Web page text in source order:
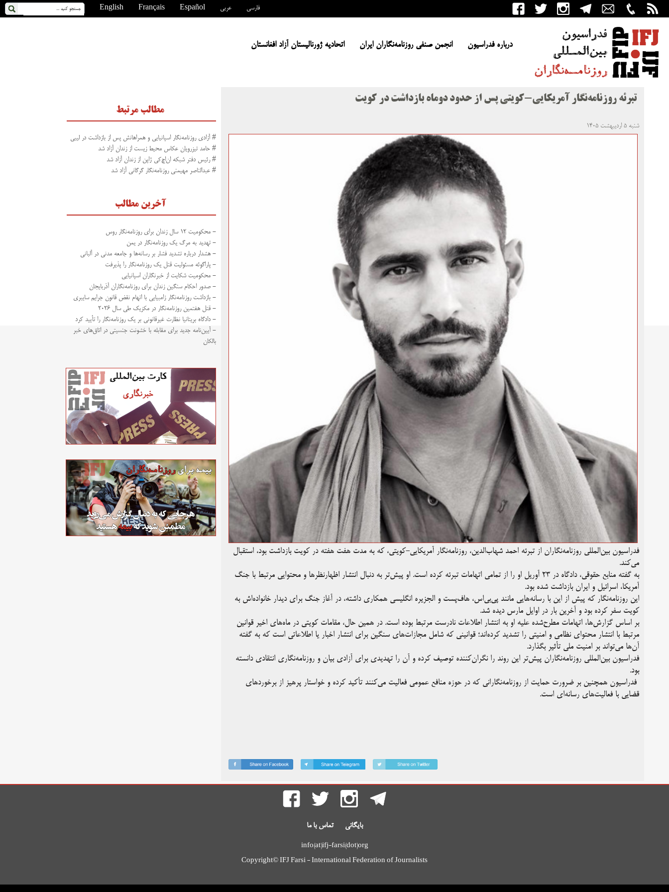
English Français Español عربی فارسی
درباره فدراسیون انجمن صنفی روزنامه‌نگاران ایران اتحادیه ژورنالیستان آزاد افغانستان
تبرئه روزنامه‌نگار آمریکایی-کویتی پس از حدود دوماه بازداشت در کویت
شنبه ۵ اردیبهشت ۱۴۰۵
فدراسیون بین‌المللی روزنامه‌نگاران از تبرئه احمد شهاب‌الدین، روزنامه‌نگار آمریکایی-کویتی، که به مدت هفت هفته در کویت بازداشت بود، استقبال
می‌کند.
به گفته منابع حقوقی، دادگاه در ۲۳ آوریل او را از تمامی اتهامات تبرئه کرده است. او پیش‌تر به دنبال انتشار اظهارنظرها و محتوایی مرتبط با جنگ
آمریکا، اسرائیل و ایران بازداشت شده بود.
این روزنامه‌نگار که پیش از این با رسانه‌هایی مانند پی‌بی‌اس، هاف‌پست و الجزیره انگلیسی همکاری داشته، در آغاز جنگ برای دیدار خانواده‌اش به
کویت سفر کرده بود و آخرین بار در اوایل مارس دیده شد.
بر اساس گزارش‌ها، اتهامات مطرح‌شده علیه او به انتشار اطلاعات نادرست مرتبط بوده است. در همین حال، مقامات کویتی در ماه‌های اخیر قوانین
مرتبط با انتشار محتوای نظامی و امنیتی را تشدید کرده‌اند؛ قوانینی که شامل مجازات‌های سنگین برای انتشار اخبار یا اطلاعاتی است که به گفته
آن‌ها می‌تواند بر امنیت ملی تأثیر بگذارد.
فدراسیون بین‌المللی روزنامه‌نگاران پیش‌تر این روند را نگران‌کننده توصیف کرده و آن را تهدیدی برای آزادی بیان و روزنامه‌نگاری انتقادی دانسته
بود.
فدراسیون همچنین بر ضرورت حمایت از روزنامه‌نگارانی که در حوزه منافع عمومی فعالیت می‌کنند تأکید کرده و خواستار پرهیز از برخوردهای
قضایی با فعالیت‌های رسانه‌ای است.
مطالب مرتبط
# آزادی روزنامه‌نگار اسپانیایی و همراهانش پس از بازداشت در لیبی
# حامد تیزرویان عکاس محیط زیست از زندان آزاد شد
# رئیس دفتر شبکه ان‌اچ‌کی ژاپن از زندان آزاد شد
# عبدالناصر مهیمنی روزنامه‌نگار گرگانی آزاد شد
آخرین مطالب
- محکومیت ۱۲ سال زندان برای روزنامه‌نگار روس
- تهدید به مرگ یک روزنامه‌نگار در یمن
- هشدار درباره تشدید فشار بر رسانه‌ها و جامعه مدنی در آلبانی
- پاراگوئه مسئولیت قتل یک روزنامه‌نگار را پذیرفت
- محکومیت شکایت از خبرنگاران اسپانیایی
- صدور احکام سنگین زندان برای روزنامه‌نگاران آذربایجان
- بازداشت روزنامه‌نگار زامبیایی با اتهام نقض قانون جرایم سایبری
- قتل هفتمین روزنامه‌نگار در مکزیک طی سال ۲۰۲۶
- دادگاه بریتانیا نظارت غیرقانونی بر یک روزنامه‌نگار را تأیید کرد
- آیین‌نامه جدید برای مقابله با خشونت جنسیتی در اتاق‌های خبر
بالکان
بایگانی تماس با ما
info(at)ifj-farsi(dot)org
Copyright© IFJ Farsi - International Federation of Journalists